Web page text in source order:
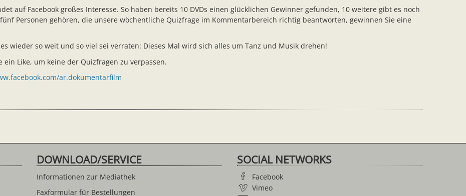
auf Facebook großes Interesse. So haben bereits 10 DVDs einen glücklichen Gewinner gefunden, 10 weitere gibt es noch
Personen gehören, die unsere wöchentliche Quizfrage im Kommentarbereich richtig beantworten, gewinnen Sie eine
wieder so weit und so viel sei verraten: Dieses Mal wird sich alles um Tanz und Musik drehen!
ein Like, um keine der Quizfragen zu verpassen.
ar.dokumentarfilm
DOWNLOAD/SERVICE
Informationen zur Mediathek
Faxformular für Bestellungen
SOCIAL NETWORKS
Facebook
Vimeo